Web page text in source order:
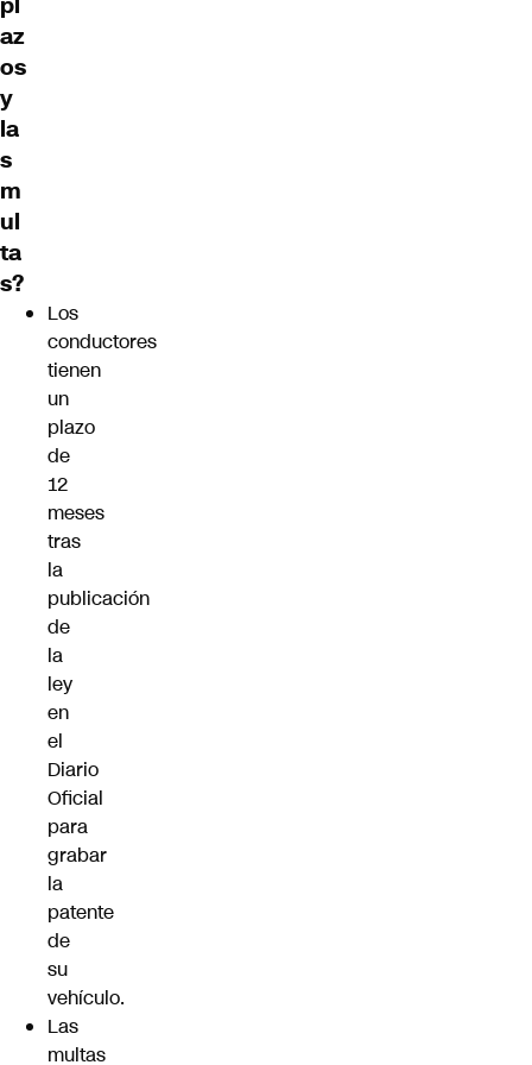
az
os
y
la
s
m
ul
ta
s?
Los
conductores
tienen
un
plazo
de
12
meses
tras
la
publicación
de
la
ley
en
el
Diario
Oficial
para
grabar
la
patente
de
su
vehículo.
Las
multas